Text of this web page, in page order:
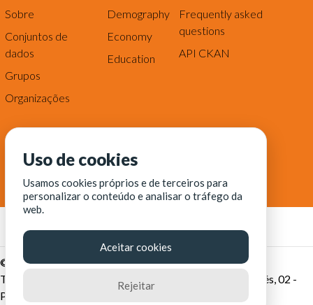
Sobre
Conjuntos de
dados
Grupos
Organizações
Demography
Economy
Education
Frequently asked
questions
API CKAN
© Fortaleza Digital || CITINOVA - Fundação de Ciência,
Tecnologia e Inovação de Fortaleza - Rua dos Tremembés, 02 -
Praia de Iracema - Fortaleza-CE
Uso de cookies
Usamos cookies próprios e de terceiros para
personalizar o conteúdo e analisar o tráfego da
web.
Aceitar cookies
Rejeitar